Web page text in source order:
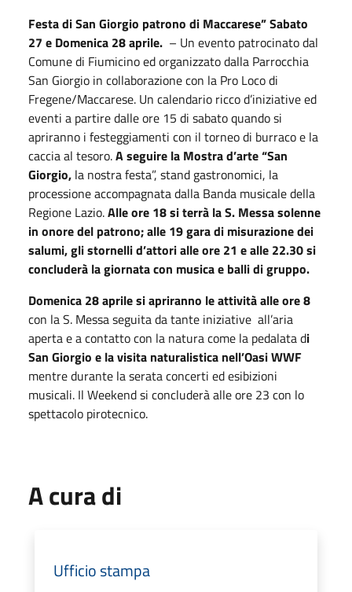
Festa di San Giorgio patrono di Maccarese” Sabato
27 e Domenica 28 aprile. – Un evento patrocinato dal
Comune di Fiumicino ed organizzato dalla Parrocchia
San Giorgio in collaborazione con la Pro Loco di
Fregene/Maccarese. Un calendario ricco d’iniziative ed
eventi a partire dalle ore 15 di sabato quando si
apriranno i festeggiamenti con il torneo di burraco e la
caccia al tesoro.A seguire la Mostra d’arte “San
Giorgio, la nostra festa”, stand gastronomici, la
processione accompagnata dalla Banda musicale della
Regione Lazio.Alle ore 18 si terrà la S. Messa solenne
in onore del patrono; alle 19 gara di misurazione dei
salumi, gli stornelli d’attori alle ore 21 e alle 22.30 si
concluderà la giornata con musica e balli di gruppo.
Domenica 28 aprile si apriranno le attività alle ore 8
con la S. Messa seguita da tante iniziative all’aria
aperta e a contatto con la natura come la pedalata di
San Giorgio e la visita naturalistica nell’Oasi WWF
mentre durante la serata concerti ed esibizioni
musicali. Il Weekend si concluderà alle ore 23 con lo
spettacolo pirotecnico.
A cura di
Ufficio stampa